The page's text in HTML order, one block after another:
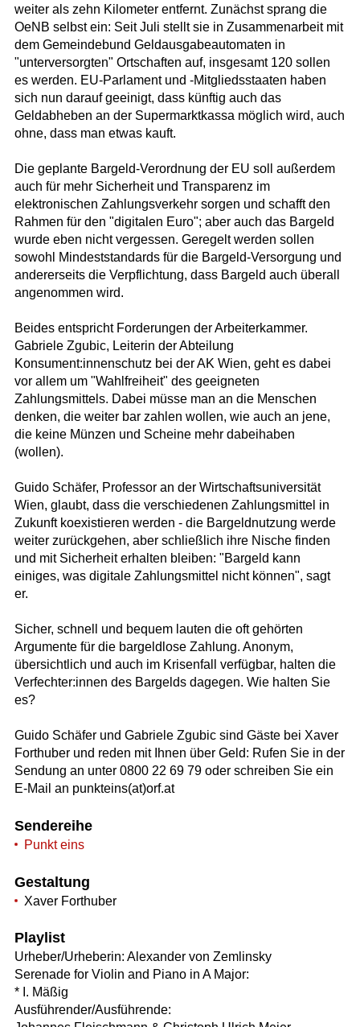
weiter als zehn Kilometer entfernt. Zunächst sprang die
OeNB selbst ein: Seit Juli stellt sie in Zusammenarbeit mit
dem Gemeindebund Geldausgabeautomaten in
"unterversorgten" Ortschaften auf, insgesamt 120 sollen
es werden. EU-Parlament und -Mitgliedsstaaten haben
sich nun darauf geeinigt, dass künftig auch das
Geldabheben an der Supermarktkassa möglich wird, auch
ohne, dass man etwas kauft.
Die geplante Bargeld-Verordnung der EU soll außerdem
auch für mehr Sicherheit und Transparenz im
elektronischen Zahlungsverkehr sorgen und schafft den
Rahmen für den "digitalen Euro"; aber auch das Bargeld
wurde eben nicht vergessen. Geregelt werden sollen
sowohl Mindeststandards für die Bargeld-Versorgung und
andererseits die Verpflichtung, dass Bargeld auch überall
angenommen wird.
Beides entspricht Forderungen der Arbeiterkammer.
Gabriele Zgubic, Leiterin der Abteilung
Konsument:innenschutz bei der AK Wien, geht es dabei
vor allem um "Wahlfreiheit" des geeigneten
Zahlungsmittels. Dabei müsse man an die Menschen
denken, die weiter bar zahlen wollen, wie auch an jene,
die keine Münzen und Scheine mehr dabeihaben
(wollen).
Guido Schäfer, Professor an der Wirtschaftsuniversität
Wien, glaubt, dass die verschiedenen Zahlungsmittel in
Zukunft koexistieren werden - die Bargeldnutzung werde
weiter zurückgehen, aber schließlich ihre Nische finden
und mit Sicherheit erhalten bleiben: "Bargeld kann
einiges, was digitale Zahlungsmittel nicht können", sagt
er.
Sicher, schnell und bequem lauten die oft gehörten
Argumente für die bargeldlose Zahlung. Anonym,
übersichtlich und auch im Krisenfall verfügbar, halten die
Verfechter:innen des Bargelds dagegen. Wie halten Sie
es?
Guido Schäfer und Gabriele Zgubic sind Gäste bei Xaver
Forthuber und reden mit Ihnen über Geld: Rufen Sie in der
Sendung an unter 0800 22 69 79 oder schreiben Sie ein
E-Mail an punkteins(at)orf.at
Sendereihe
Punkt eins
Gestaltung
Xaver Forthuber
Playlist
Urheber/Urheberin: Alexander von Zemlinsky
Serenade for Violin and Piano in A Major:
* I. Mäßig
Ausführender/Ausführende: